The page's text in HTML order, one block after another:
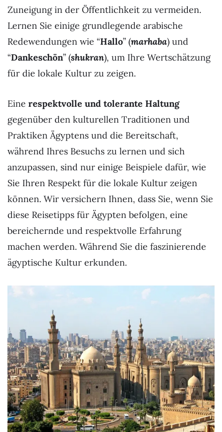
Zuneigung in der Öffentlichkeit zu vermeiden.
Lernen Sie einige grundlegende arabische
Redewendungen wie “Hallo” (marhaba) und
“Dankeschön” (shukran), um Ihre Wertschätzung
für die lokale Kultur zu zeigen.
Eine respektvolle und tolerante Haltung
gegenüber den kulturellen Traditionen und
Praktiken Ägyptens und die Bereitschaft,
während Ihres Besuchs zu lernen und sich
anzupassen, sind nur einige Beispiele dafür, wie
Sie Ihren Respekt für die lokale Kultur zeigen
können. Wir versichern Ihnen, dass Sie, wenn Sie
diese Reisetipps für Ägypten befolgen, eine
bereichernde und respektvolle Erfahrung
machen werden. Während Sie die faszinierende
ägyptische Kultur erkunden.